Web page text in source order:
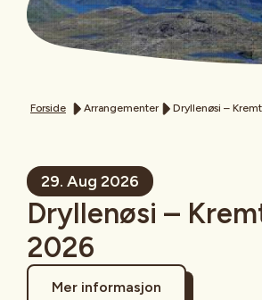
Forside Arrangementer Dryllenøsi –
29. Aug 2026
Dryllenøsi –
2026
Mer informasjon